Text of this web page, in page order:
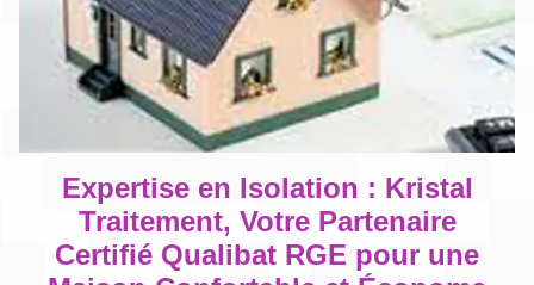
Expertise en Isolation : Kristal
Traitement, Votre Partenaire
Certifié Qualibat RGE pour une